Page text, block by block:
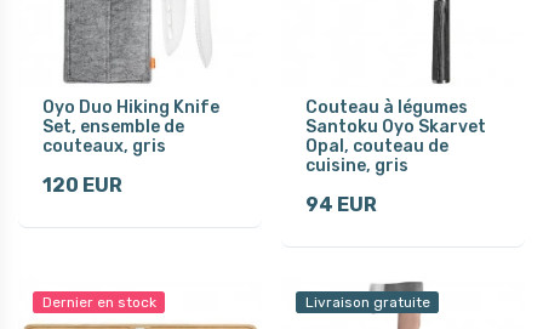
Oyo Duo Hiking Knife
Set, ensemble de
couteaux, gris
120 EUR
Couteau à légumes
Santoku Oyo Skarvet
Opal, couteau de
cuisine, gris
94 EUR
Dernier en stock Livraison gratuite